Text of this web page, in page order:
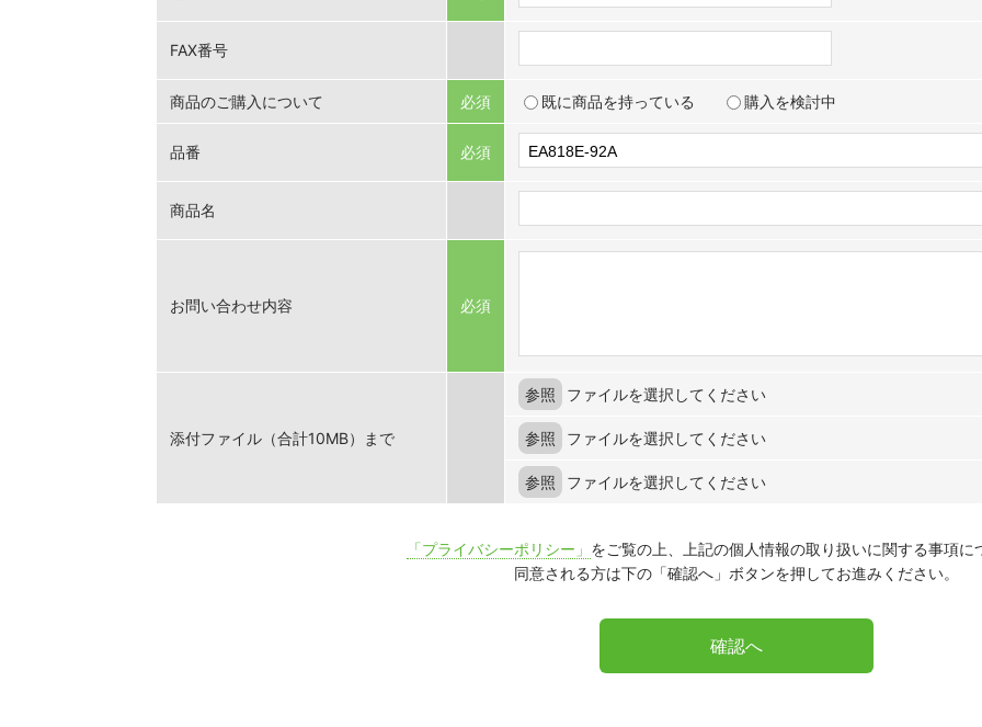
FAX番号
商品のご購入について 必須 既に商品を持っている 購入を検討中
品番 必須
商品名
お問い合わせ内容 必須
添付ファイル（合計10MB）まで
参照 ファイルを選択してください
参照 ファイルを選択してください
参照 ファイルを選択してください
「プライバシーポリシー」 をご覧の上、上記の個人情報の取り扱いに関する事項に
同意される方は下の「確認へ」ボタンを押してお進みください。
確認へ